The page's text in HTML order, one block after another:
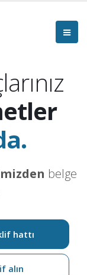
belge
hattı
alın